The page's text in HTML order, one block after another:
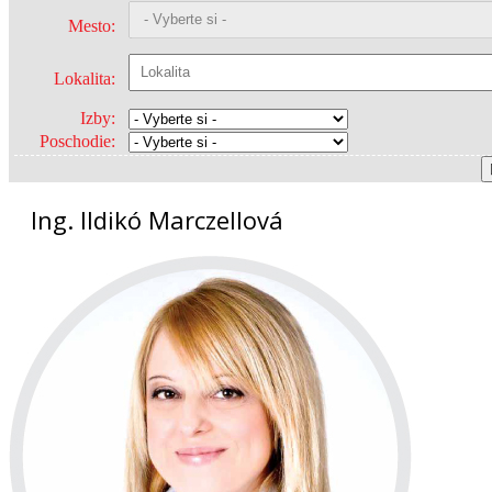
Mesto:
Lokalita:
Izby:
Poschodie:
Ing. Ildikó Marczellová